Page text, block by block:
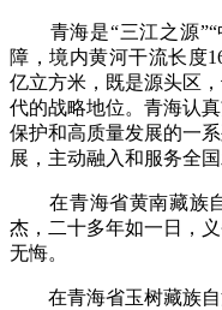
青海是“三江之源”“
障，境内黄河干流长度
亿立方米，既是源头区
代的战略地位。青海认
保护和高质量发展的一
展，主动融入和服务全国
在青海省黄南藏族自
杰，二十多年如一日，
无悔。
在青海省玉树藏族自